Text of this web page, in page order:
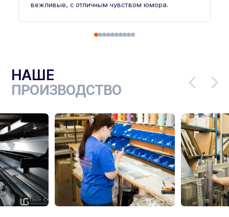
вежливые, с отличным чувством юмора.
НАШЕ
ПРОИЗВОДСТВО